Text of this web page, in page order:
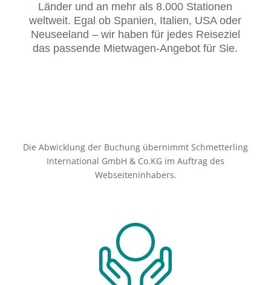
Länder und an mehr als 8.000 Stationen
weltweit. Egal ob Spanien, Italien, USA oder
Neuseeland – wir haben für jedes Reiseziel
das passende Mietwagen-Angebot für Sie.
Die Abwicklung der Buchung übernimmt Schmetterling
International GmbH & Co.KG im Auftrag des
Webseiteninhabers.